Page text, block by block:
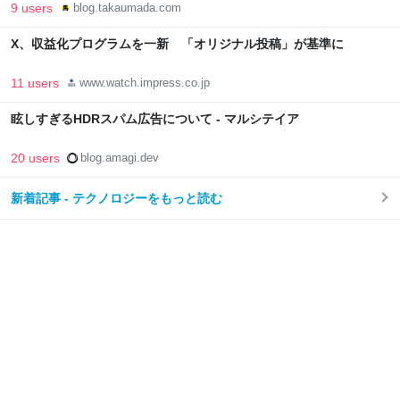
9 users blog.takaumada.com
X、収益化プログラムを一新 「オリジナル投稿」が基準に
11 users www.watch.impress.co.jp
眩しすぎるHDRスパム広告について - マルシテイア
20 users blog.amagi.dev
新着記事 - テクノロジーをもっと読む